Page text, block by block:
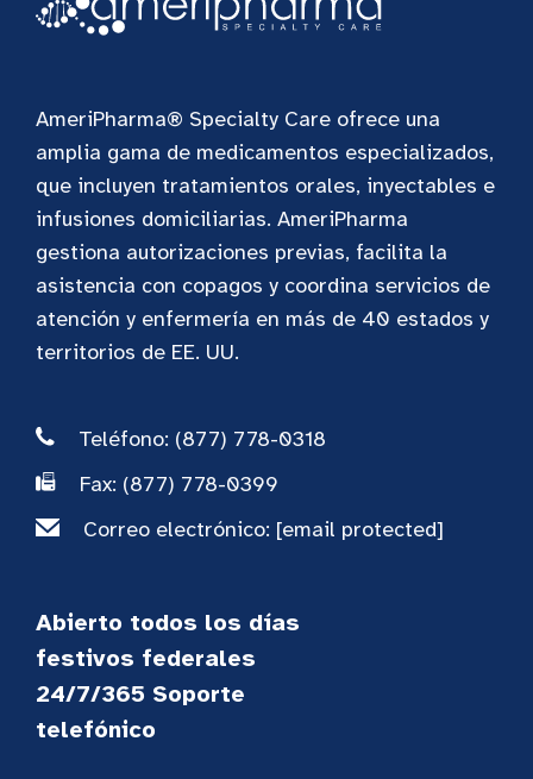
AmeriPharma® Specialty Care ofrece una
amplia gama de medicamentos especializados,
que incluyen tratamientos orales, inyectables e
infusiones domiciliarias. AmeriPharma
gestiona autorizaciones previas, facilita la
asistencia con copagos y coordina servicios de
atención y enfermería en más de 40 estados y
territorios de EE. UU.
Teléfono: (877) 778-0318
Fax: (877) 778-0399
Correo electrónico: [email protected]
Abierto todos los días
festivos federales
24/7/365 Soporte
telefónico